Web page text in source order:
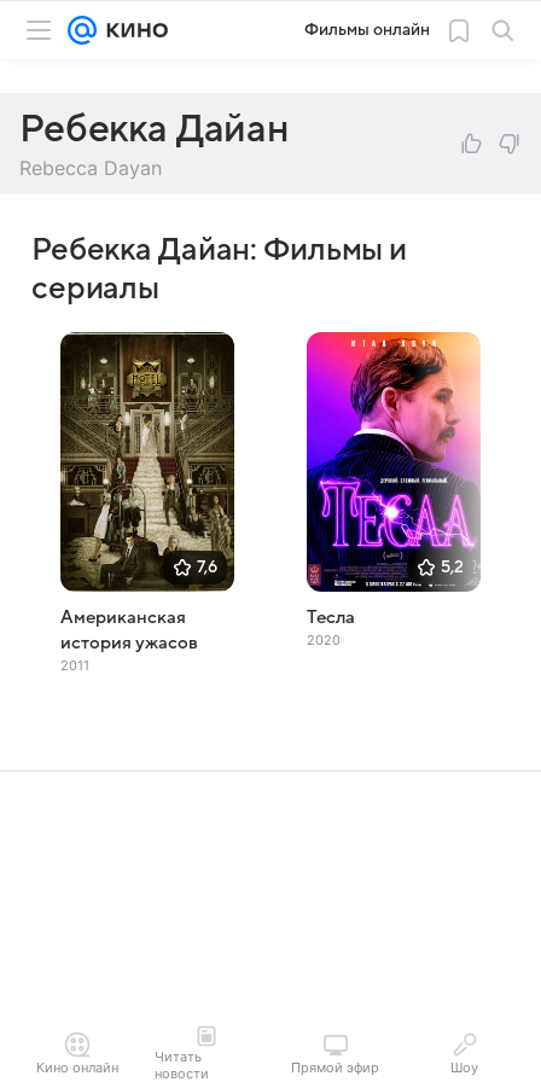
Фильмы онлайн
Ребекка Дайан
Rebecca Dayan
Ребекка Дайан: Фильмы и
сериалы
7,6
Американская
история ужасов
2011
5,2
Тесла
2020
Кино онлайн
Читать
новости
Прямой эфир Шоу